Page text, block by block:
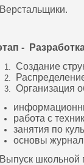
-
Создание
Организация
работа с
занятия по
основы
школьной